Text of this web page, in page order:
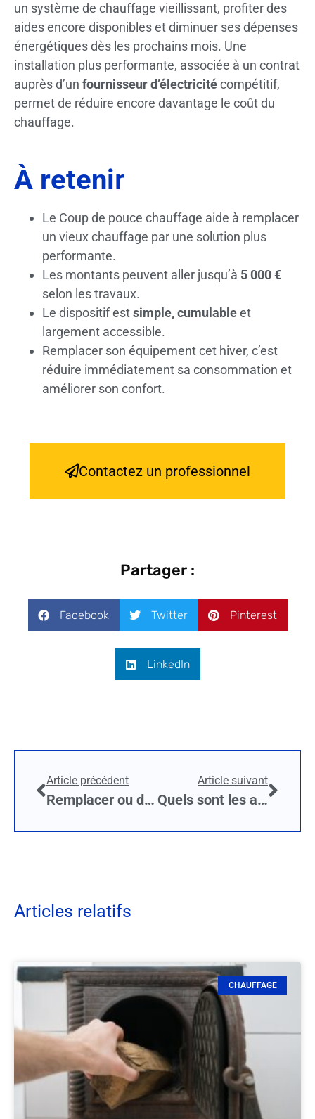
un système de chauffage vieillissant, profiter des
aides encore disponibles et diminuer ses dépenses
énergétiques dès les prochains mois. Une
installation plus performante, associée à un contrat
auprès d’un fournisseur d’électricitécompétitif,
permet de réduire encore davantage le coût du
chauffage.
À retenir
Le Coup de pouce chauffage aide à remplacer
un vieux chauffage par une solution plus
performante.
Les montants peuvent aller jusqu’à 5 000 €
selon les travaux.
Le dispositif estsimple, cumulableet
largement accessible.
Remplacer son équipement cet hiver, c’est
réduire immédiatement sa consommation et
améliorer son confort.
Contactez un professionnel
Partager :
Facebook Twitter Pinterest
LinkedIn
Article précédent
Remplacer ou dépanner votre chaudière à La Rochelle : quand et comment s’y prendre
Article suivant
Quels sont les astuces pour choisir le meilleur poêle à bois ?
Articles relatifs
CHAUFFAGE